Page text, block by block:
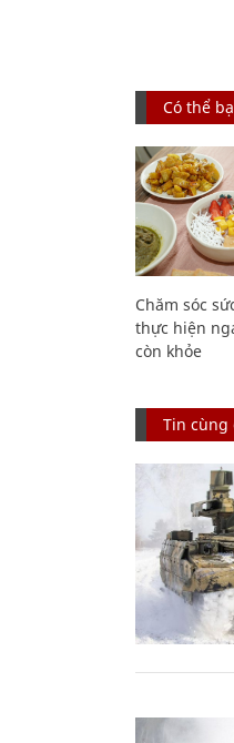
Có thể
Chăm sóc
thực hiện
còn khỏe
Tin cùng